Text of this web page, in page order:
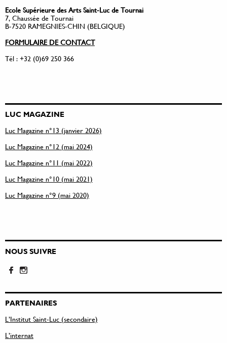
Ecole Supérieure des Arts Saint-Luc de Tournai
7, Chaussée de Tournai
B-7520 RAMEGNIES-CHIN (BELGIQUE)
FORMULAIRE DE CONTACT
Tél : +32 (0)69 250 366
LUC MAGAZINE
Luc Magazine n°13 (janvier 2026)
Luc Magazine n°12 (mai 2024)
Luc Magazine n°11 (mai 2022)
Luc Magazine n°10 (mai 2021)
Luc Magazine n°9 (mai 2020)
NOUS SUIVRE
PARTENAIRES
L’Institut Saint-Luc (secondaire)
L’internat